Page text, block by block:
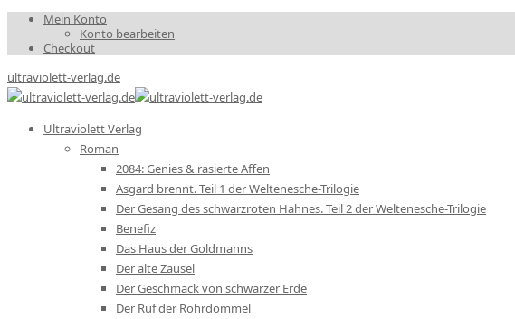
Mein Konto
Konto bearbeiten
Checkout
ultraviolett-verlag.de
Ultraviolett Verlag
Roman
2084: Genies & rasierte Affen
Asgard brennt. Teil 1 der Weltenesche-Trilogie
Der Gesang des schwarzroten Hahnes. Teil 2 der Weltenesche-Trilogie
Benefiz
Das Haus der Goldmanns
Der alte Zausel
Der Geschmack von schwarzer Erde
Der Ruf der Rohrdommel